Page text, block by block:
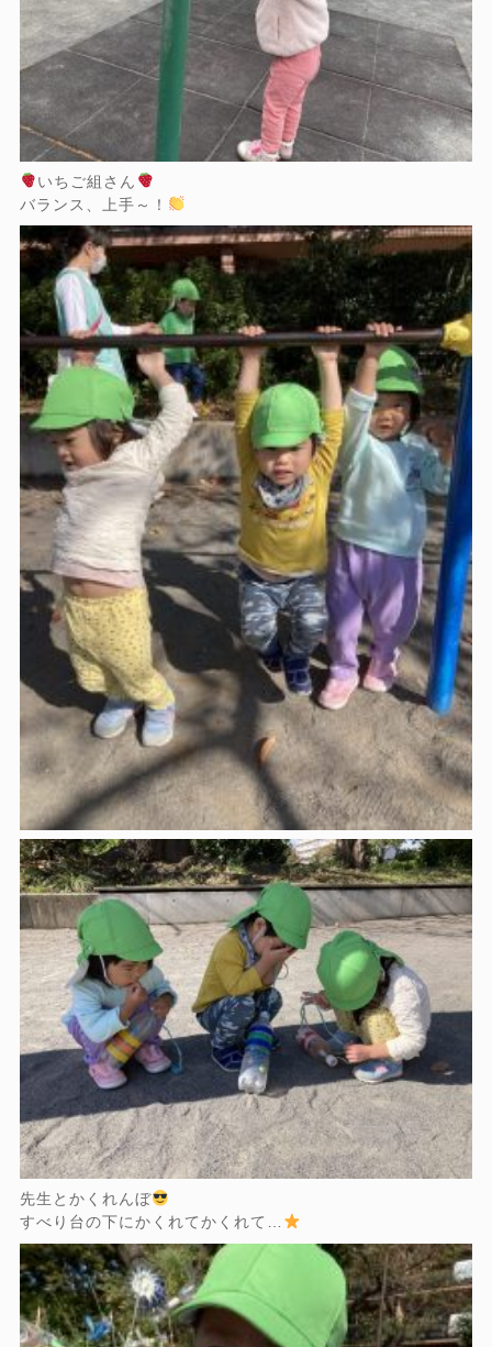
いちご組さん
バランス、上手～！
先生とかくれんぼ
すべり台の下にかくれてかくれて…